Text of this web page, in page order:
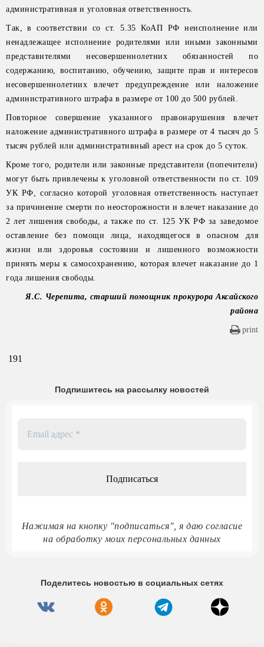
административная и уголовная ответственность.
Так, в соответствии со ст. 5.35 КоАП РФ неисполнение или
ненадлежащее исполнение родителями или иными законными
представителями несовершеннолетних обязанностей по
содержанию, воспитанию, обучению, защите прав и интересов
несовершеннолетних влечет предупреждение или наложение
административного штрафа в размере от 100 до 500 рублей.
Повторное совершение указанного правонарушения влечет
наложение административного штрафа в размере от 4 тысяч до 5
тысяч рублей или административный арест на срок до 5 суток.
Кроме того, родители или законные представители (попечители)
могут быть привлечены к уголовной ответственности по ст. 109
УК РФ, согласно которой уголовная ответственность наступает
за причинение смерти по неосторожности и влечет наказание до
2 лет лишения свободы, а также по ст. 125 УК РФ за заведомое
оставление без помощи лица, находящегося в опасном для
жизни или здоровья состоянии и лишенного возможности
принять меры к самосохранению, которая влечет наказание до 1
года лишения свободы.
Я.С. Черепита, старший помощник прокурора Аксайского
района
print
191
Подпишитесь на рассылку новостей
Нажимая на кнопку "подписаться", я даю согласие
на обработку моих персональных данных
Поделитесь новостью в социальных сетях